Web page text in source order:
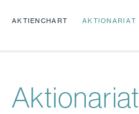
AKTIENCHART AKTIONARIAT
Aktionariat